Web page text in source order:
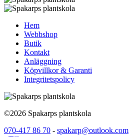
Hem
Webbshop
Butik
Kontakt
Anläggning
Köpvillkor & Garanti
Integritetspolicy
©2026 Spakarps plantskola
070-417 86 70 - spakarp@outlook.com